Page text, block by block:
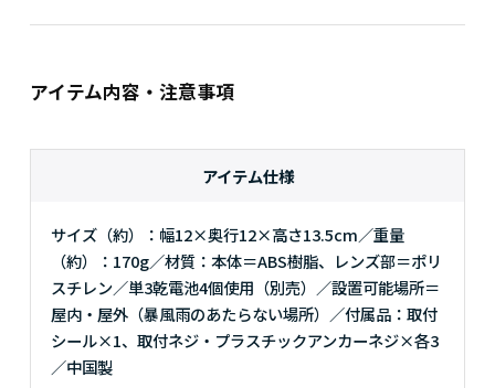
アイテム内容・注意事項
アイテム仕様
サイズ（約）：幅12×奥行12×高さ13.5cm／重量
（約）：170g／材質：本体＝ABS樹脂、レンズ部＝ポリ
スチレン／単3乾電池4個使用（別売）／設置可能場所＝
屋内・屋外（暴風雨のあたらない場所）／付属品：取付
シール×1、取付ネジ・プラスチックアンカーネジ×各3
／中国製